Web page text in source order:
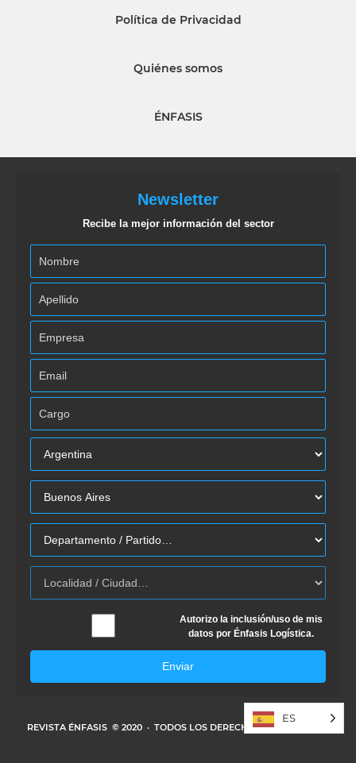
Política de Privacidad
Quiénes somos
ÉNFASIS
Newsletter
Recibe la mejor información del sector
Autorizo la inclusión/uso de mis
datos por Énfasis Logística.
Enviar
REVISTA ÉNFASIS © 2020 · TODOS LOS DERECHOS RESERVADOS
ES